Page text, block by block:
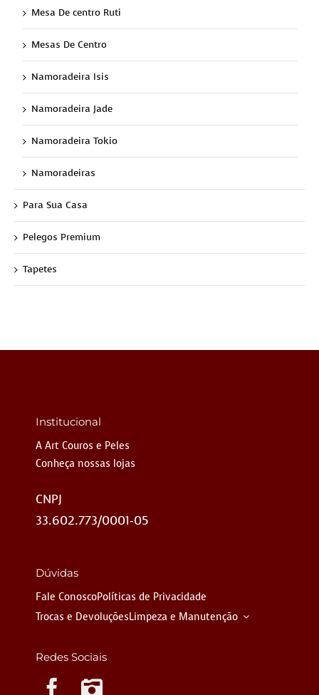
Mesa De centro Ruti
Mesas De Centro
Namoradeira Isis
Namoradeira Jade
Namoradeira Tokio
Namoradeiras
Para Sua Casa
Pelegos Premium
Tapetes
Institucional
A Art Couros e Peles
Conheça nossas lojas
CNPJ
33.602.773/0001-05
Dúvidas
Fale ConoscoPolíticas de Privacidade
Trocas e DevoluçõesLimpeza e Manutenção
Redes Sociais